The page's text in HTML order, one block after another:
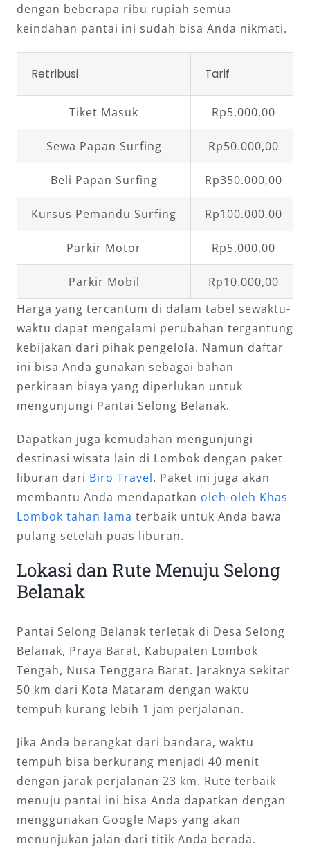
dengan beberapa ribu rupiah semua
keindahan pantai ini sudah bisa Anda nikmati.
Retribusi Tarif
Tiket Masuk Rp5.000,00
Sewa Papan Surfing Rp50.000,00
Beli Papan Surfing Rp350.000,00
Kursus Pemandu Surfing Rp100.000,00
Parkir Motor Rp5.000,00
Parkir Mobil
Rp10.000,00
Harga yang tercantum di dalam tabel sewaktu-
waktu dapat mengalami perubahan tergantung
kebijakan dari pihak pengelola. Namun daftar
ini bisa Anda gunakan sebagai bahan
perkiraan biaya yang diperlukan untuk
mengunjungi Pantai Selong Belanak.
Dapatkan juga kemudahan mengunjungi
destinasi wisata lain di Lombok dengan paket
liburan dari Biro Travel. Paket ini juga akan
membantu Anda mendapatkan oleh-oleh Khas
Lombok tahan lama terbaik untuk Anda bawa
pulang setelah puas liburan.
Lokasi dan Rute Menuju Selong
Belanak
Pantai Selong Belanak terletak di Desa Selong
Belanak, Praya Barat, Kabupaten Lombok
Tengah, Nusa Tenggara Barat. Jaraknya sekitar
50 km dari Kota Mataram dengan waktu
tempuh kurang lebih 1 jam perjalanan.
Jika Anda berangkat dari bandara, waktu
tempuh bisa berkurang menjadi 40 menit
dengan jarak perjalanan 23 km. Rute terbaik
menuju pantai ini bisa Anda dapatkan dengan
menggunakan Google Maps yang akan
menunjukan jalan dari titik Anda berada.